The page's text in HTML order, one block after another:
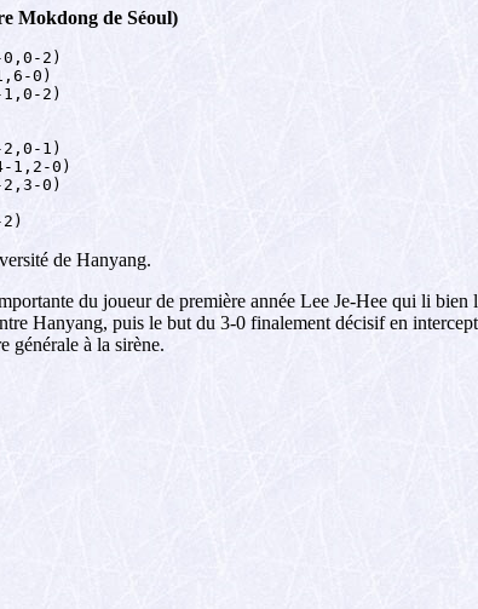
Mokdong de Séoul)
2)
0)
2)
1)
1,2-0)
0)
de Hanyang.
du joueur de première année Lee Je-Hee qui li bien
Hanyang, puis le but du 3-0 finalement décisif en
générale à la sirène.